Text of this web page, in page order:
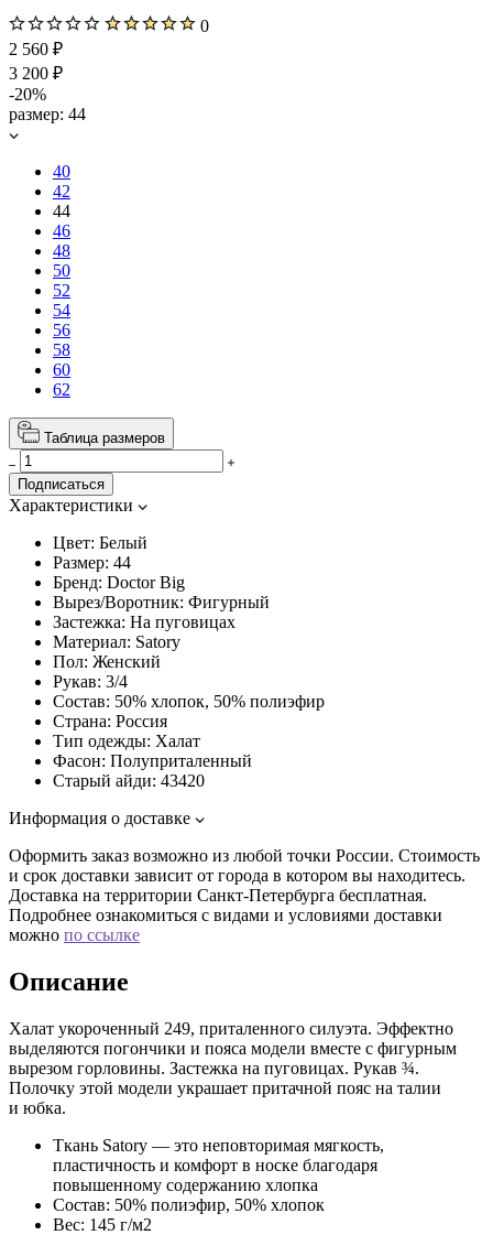
0
2 560 ₽
3 200 ₽
-20%
размер: 44
40
42
44
46
48
50
52
54
56
58
60
62
Таблица размеров
Подписаться
Характеристики
Цвет: Белый
Размер: 44
Бренд: Doctor Big
Вырез/Воротник: Фигурный
Застежка: На пуговицах
Материал: Satory
Пол: Женский
Рукав: 3/4
Состав: 50% хлопок, 50% полиэфир
Страна: Россия
Тип одежды: Халат
Фасон: Полуприталенный
Старый айди: 43420
Информация о доставке
Оформить заказ возможно из любой точки России. Стоимость
и срок доставки зависит от города в котором вы находитесь.
Доставка на территории Санкт-Петербурга бесплатная.
Подробнее ознакомиться с видами и условиями доставки
можно по ссылке
Описание
Халат укороченный 249, приталенного силуэта. Эффектно
выделяются погончики и пояса модели вместе с фигурным
вырезом горловины. Застежка на пуговицах. Рукав ¾.
Полочку этой модели украшает притачной пояс на талии
и юбка.
Ткань Satory — это неповторимая мягкость,
пластичность и комфорт в носке благодаря
повышенному содержанию хлопка
Состав: 50% полиэфир, 50% хлопок
Вес: 145 г/м2